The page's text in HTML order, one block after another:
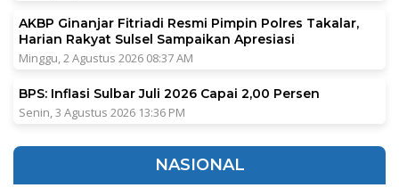
AKBP Ginanjar Fitriadi Resmi Pimpin Polres Takalar,
Harian Rakyat Sulsel Sampaikan Apresiasi
Minggu, 2 Agustus 2026 08:37 AM
BPS: Inflasi Sulbar Juli 2026 Capai 2,00 Persen
Senin, 3 Agustus 2026 13:36 PM
NASIONAL